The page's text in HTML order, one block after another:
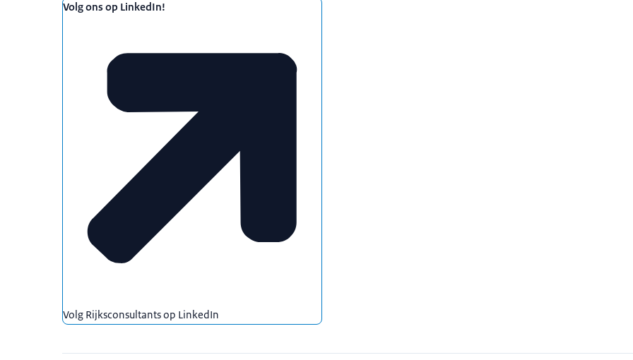
Volg ons op LinkedIn!
Volg Rijksconsultants op LinkedIn